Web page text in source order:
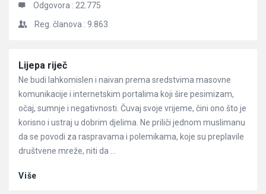
Odgovora : 22.775
Reg. članova : 9.863
Članci
Lijepa riječ
Ne budi lahkomislen i naivan prema sredstvima masovne
komunikacije i internetskim portalima koji šire pesimizam,
očaj, sumnje i negativnosti. Čuvaj svoje vrijeme, čini ono što je
korisno i ustraj u dobrim djelima. Ne priliči jednom muslimanu
da se povodi za raspravama i polemikama, koje su preplavile
društvene mreže, niti da ...
Više